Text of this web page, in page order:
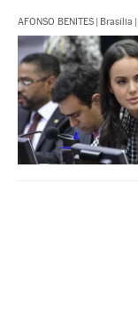
AFONSO BENITES | Brasília |